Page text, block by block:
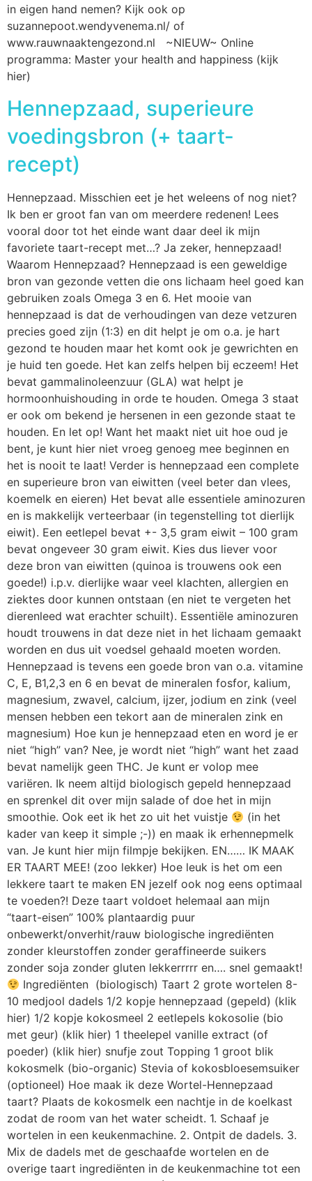
in eigen hand nemen? Kijk ook op
suzannepoot.wendyvenema.nl/ of
www.rauwnaaktengezond.nl ~NIEUW~ Online
programma: Master your health and happiness (kijk
hier)
Hennepzaad, superieure
voedingsbron (+ taart-
recept)
Hennepzaad. Misschien eet je het weleens of nog niet?
Ik ben er groot fan van om meerdere redenen! Lees
vooral door tot het einde want daar deel ik mijn
favoriete taart-recept met…? Ja zeker, hennepzaad!
Waarom Hennepzaad? Hennepzaad is een geweldige
bron van gezonde vetten die ons lichaam heel goed kan
gebruiken zoals Omega 3 en 6. Het mooie van
hennepzaad is dat de verhoudingen van deze vetzuren
precies goed zijn (1:3) en dit helpt je om o.a. je hart
gezond te houden maar het komt ook je gewrichten en
je huid ten goede. Het kan zelfs helpen bij eczeem! Het
bevat gammalinoleenzuur (GLA) wat helpt je
hormoonhuishouding in orde te houden. Omega 3 staat
er ook om bekend je hersenen in een gezonde staat te
houden. En let op! Want het maakt niet uit hoe oud je
bent, je kunt hier niet vroeg genoeg mee beginnen en
het is nooit te laat! Verder is hennepzaad een complete
en superieure bron van eiwitten (veel beter dan vlees,
koemelk en eieren) Het bevat alle essentiele aminozuren
en is makkelijk verteerbaar (in tegenstelling tot dierlijk
eiwit). Een eetlepel bevat +- 3,5 gram eiwit – 100 gram
bevat ongeveer 30 gram eiwit. Kies dus liever voor
deze bron van eiwitten (quinoa is trouwens ook een
goede!) i.p.v. dierlijke waar veel klachten, allergien en
ziektes door kunnen ontstaan (en niet te vergeten het
dierenleed wat erachter schuilt). Essentiële aminozuren
houdt trouwens in dat deze niet in het lichaam gemaakt
worden en dus uit voedsel gehaald moeten worden.
Hennepzaad is tevens een goede bron van o.a. vitamine
C, E, B1,2,3 en 6 en bevat de mineralen fosfor, kalium,
magnesium, zwavel, calcium, ijzer, jodium en zink (veel
mensen hebben een tekort aan de mineralen zink en
magnesium) Hoe kun je hennepzaad eten en word je er
niet “high” van? Nee, je wordt niet “high” want het zaad
bevat namelijk geen THC. Je kunt er volop mee
variëren. Ik neem altijd biologisch gepeld hennepzaad
en sprenkel dit over mijn salade of doe het in mijn
smoothie. Ook eet ik het zo uit het vuistje
(in het
kader van keep it simple ;-)) en maak ik erhennepmelk
van. Je kunt hier mijn filmpje bekijken. EN…… IK MAAK
ER TAART MEE! (zoo lekker) Hoe leuk is het om een
lekkere taart te maken EN jezelf ook nog eens optimaal
te voeden?! Deze taart voldoet helemaal aan mijn
“taart-eisen” 100% plantaardig puur
onbewerkt/onverhit/rauw biologische ingrediënten
zonder kleurstoffen zonder geraffineerde suikers
zonder soja zonder gluten lekkerrrrr en…. snel gemaakt!
Ingrediënten (biologisch) Taart 2 grote wortelen 8-
10 medjool dadels 1/2 kopje hennepzaad (gepeld) (klik
hier) 1/2 kopje kokosmeel 2 eetlepels kokosolie (bio
met geur) (klik hier) 1 theelepel vanille extract (of
poeder) (klik hier) snufje zout Topping 1 groot blik
kokosmelk (bio-organic) Stevia of kokosbloesemsuiker
(optioneel) Hoe maak ik deze Wortel-Hennepzaad
taart? Plaats de kokosmelk een nachtje in de koelkast
zodat de room van het water scheidt. 1. Schaaf je
wortelen in een keukenmachine. 2. Ontpit de dadels. 3.
Mix de dadels met de geschaafde wortelen en de
overige taart ingrediënten in de keukenmachine tot een